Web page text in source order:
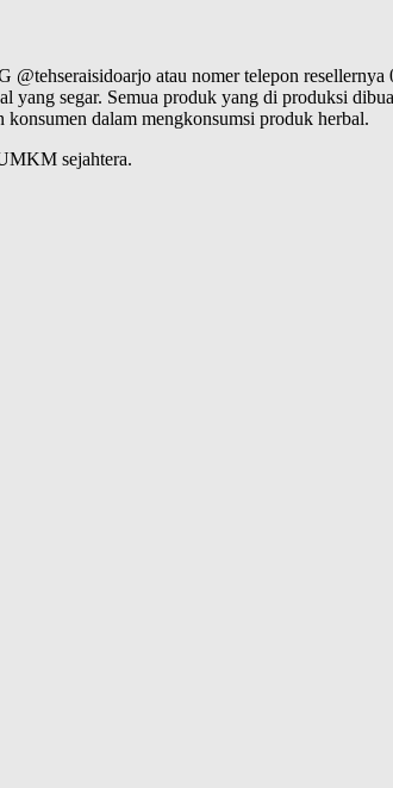
atau nomer telepon resellernya
segar. Semua produk yang di produksi
dalam mengkonsumsi produk herbal.
sejahtera.